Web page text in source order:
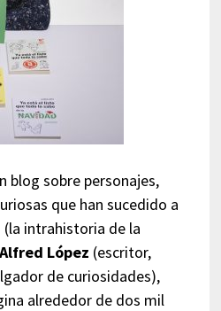
blog sobre personajes,
que han sucedido a
intrahistoria de la
Alfred López (escritor,
de curiosidades),
alrededor de dos mil